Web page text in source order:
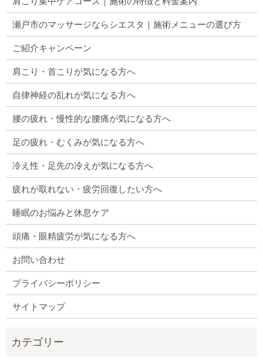
瀬戸市のマッサージならシエスタ｜施術メニューの選び方
ご紹介キャンペーン
肩こり・首こりが気になる方へ
自律神経の乱れが気になる方へ
腰の疲れ・慢性的な腰痛が気になる方へ
足の疲れ・むくみが気になる方へ
冷え性・足先の冷えが気になる方へ
疲れが取れない・疲労回復したい方へ
睡眠のお悩みと休息ケア
頭痛・眼精疲労が気になる方へ
お問い合わせ
プライバシーポリシー
サイトマップ